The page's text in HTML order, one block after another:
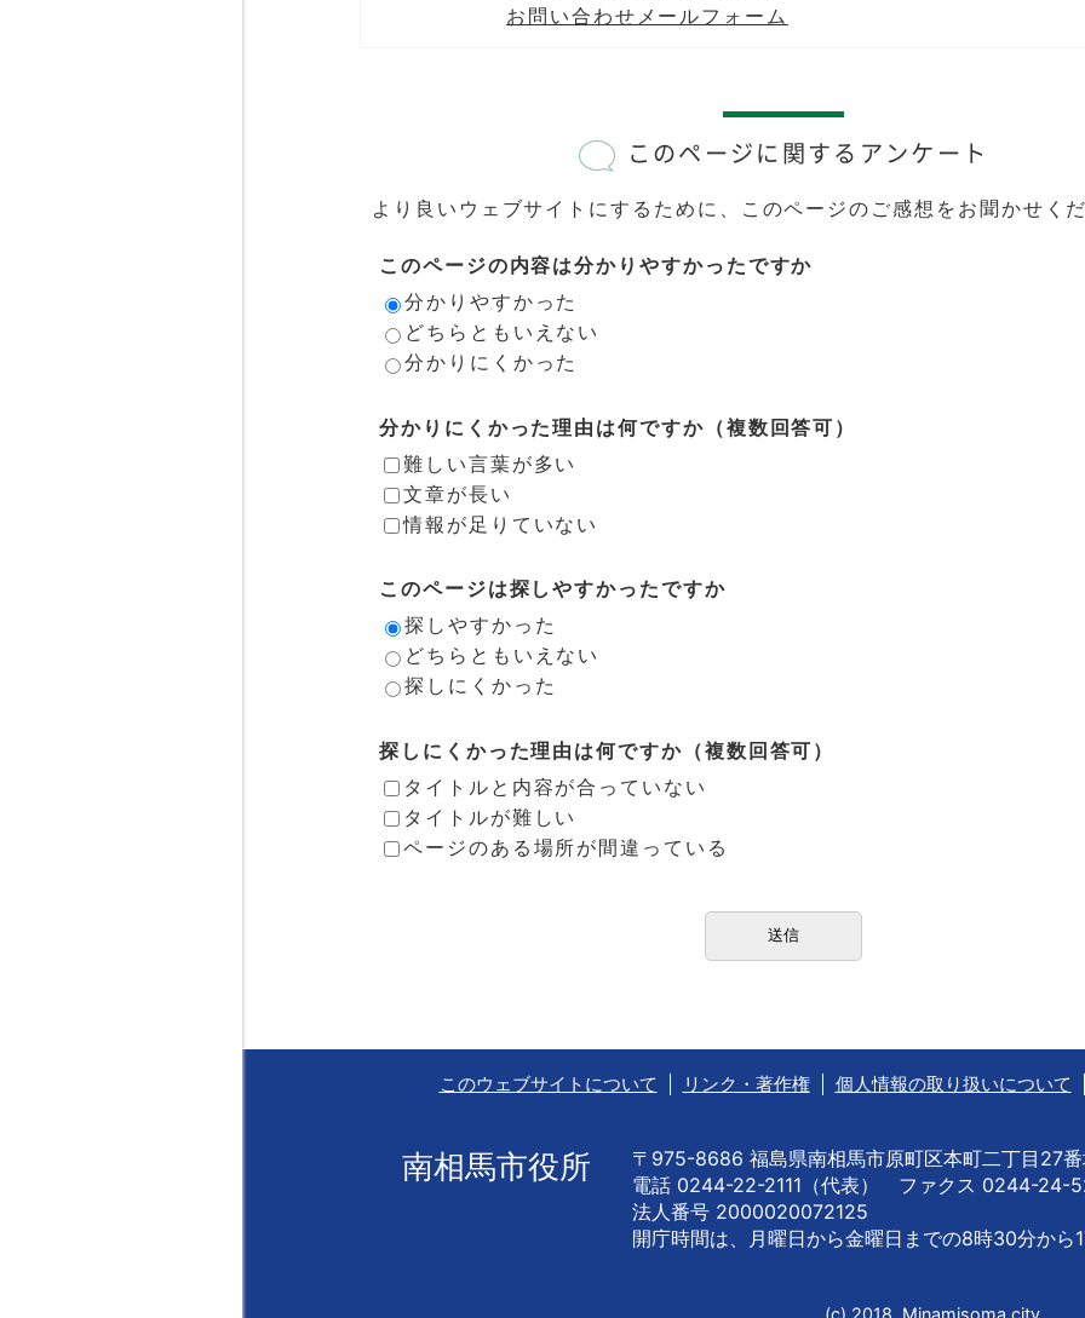
お問い合わせメールフォーム
このページに関するアンケート
より良いウェブサイトにするために、このページのご感想をお聞かせく
このページの内容は分かりやすかったですか
分かりやすかった
どちらともいえない
分かりにくかった
分かりにくかった理由は何ですか（複数回答可）
難しい言葉が多い
文章が長い
情報が足りていない
このページは探しやすかったですか
探しやすかった
どちらともいえない
探しにくかった
探しにくかった理由は何ですか（複数回答可）
タイトルと内容が合っていない
タイトルが難しい
ページのある場所が間違っている
このウェブサイトについて リンク・著作権 個人情報の取り扱いについて
南相馬市役所
〒975-8686 福島県南相馬市原町区本町二丁目27
電話 0244-22-2111（代表） ファクス 0244-24-
法人番号 2000020072125
開庁時間は、月曜日から金曜日までの8時30分から
(c) 2018, Minamisoma city.